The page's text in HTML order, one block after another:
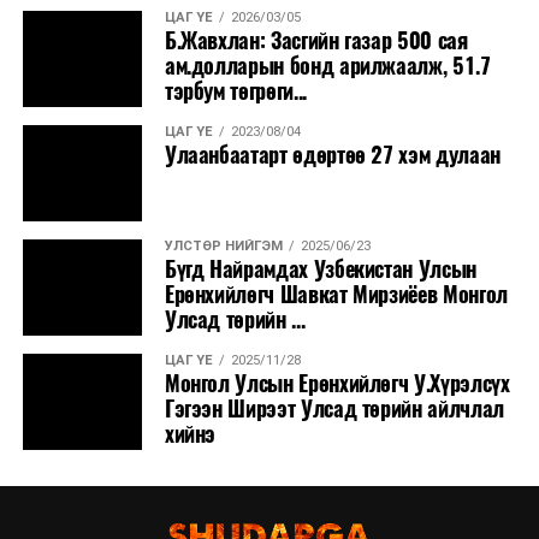
аймгуудын нутгийн хойд хэсгээр, 10-наас ихэнх
нутгаар сэрүүснэ.
ЦАГ ҮЕ 2026/03/05
Б.Жавхлан: Засгийн газар 500 сая
ам.долларын бонд арилжаалж, 51.7
тэрбум төгрөги...
ЦАГ ҮЕ 2023/08/04
Улаанбаатарт өдөртөө 27 хэм дулаан
УЛСТӨР НИЙГЭМ 2025/06/23
Бүгд Найрамдах Узбекистан Улсын
Ерөнхийлөгч Шавкат Мирзиёев Монгол
Улсад төрийн ...
ЦАГ ҮЕ 2025/11/28
Монгол Улсын Ерөнхийлөгч У.Хүрэлсүх
Гэгээн Ширээт Улсад төрийн айлчлал
хийнэ